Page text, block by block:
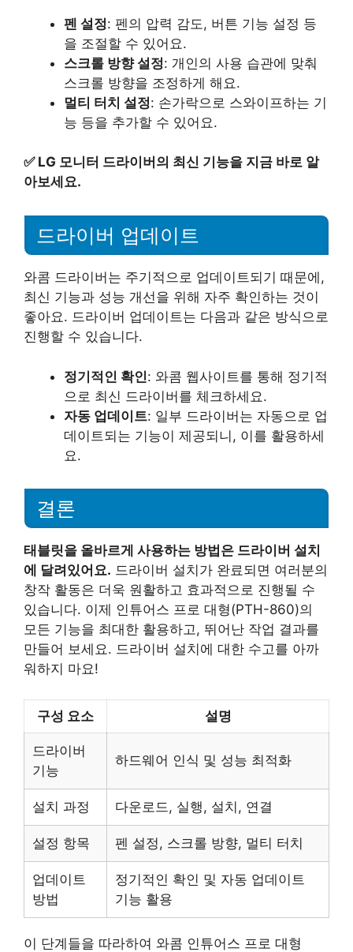
펜 설정: 펜의 압력 감도, 버튼 기능 설정 등
을 조절할 수 있어요.
스크롤 방향 설정: 개인의 사용 습관에 맞춰
스크롤 방향을 조정하게 해요.
멀티 터치 설정: 손가락으로 스와이프하는 기
능 등을 추가할 수 있어요.
✅ LG 모니터 드라이버의 최신 기능을 지금 바로 알
아보세요.
드라이버 업데이트
와콤 드라이버는 주기적으로 업데이트되기 때문에,
최신 기능과 성능 개선을 위해 자주 확인하는 것이
좋아요. 드라이버 업데이트는 다음과 같은 방식으로
진행할 수 있습니다.
정기적인 확인: 와콤 웹사이트를 통해 정기적
으로 최신 드라이버를 체크하세요.
자동 업데이트: 일부 드라이버는 자동으로 업
데이트되는 기능이 제공되니, 이를 활용하세
요.
결론
태블릿을 올바르게 사용하는 방법은 드라이버 설치
에 달려있어요. 드라이버 설치가 완료되면 여러분의
창작 활동은 더욱 원활하고 효과적으로 진행될 수
있습니다. 이제 인튜어스 프로 대형(PTH-860)의
모든 기능을 최대한 활용하고, 뛰어난 작업 결과를
만들어 보세요. 드라이버 설치에 대한 수고를 아까
워하지 마요!
구성 요소 설명
드라이버
기능
하드웨어 인식 및 성능 최적화
설치 과정 다운로드, 실행, 설치, 연결
설정 항목 펜 설정, 스크롤 방향, 멀티 터치
업데이트
방법
정기적인 확인 및 자동 업데이트
기능 활용
이 단계들을 따라하여 와콤 인튜어스 프로 대형